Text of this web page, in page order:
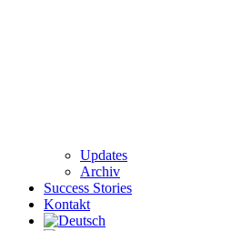
Updates
Archiv
Success Stories
Kontakt